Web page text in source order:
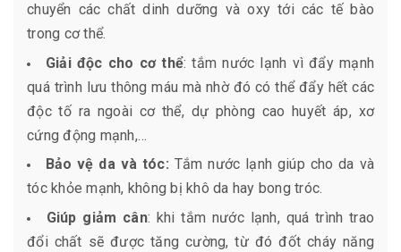
chuyển các chất dinh dưỡng và oxy tới các tế bào
trong cơ thể.
Giải độc cho cơ thể: tắm nước lạnh vì đẩy mạnh
quá trình lưu thông máu mà nhờ đó có thể đẩy hết các
độc tố ra ngoài cơ thể, dự phòng cao huyết áp, xơ
cứng động mạnh,…
Bảo vệ da và tóc: Tắm nước lạnh giúp cho da và
tóc khỏe mạnh, không bị khô da hay bong tróc.
Giúp giảm cân: khi tắm nước lạnh, quá trình trao
đổi chất sẽ được tăng cường, từ đó đốt cháy năng